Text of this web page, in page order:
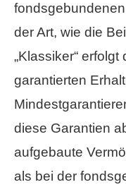
der Art, wie die
„Klassiker“
garantierten
diese Garantien
aufgebaute
als bei der